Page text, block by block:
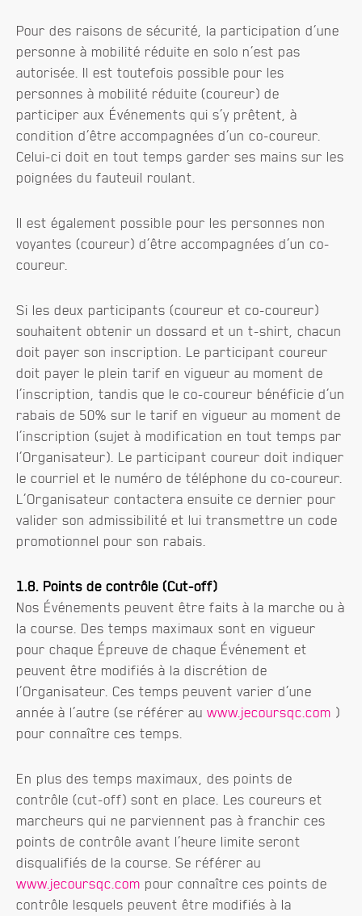
Pour des raisons de sécurité, la participation d’une
personne à mobilité réduite en solo n’est pas
autorisée. Il est toutefois possible pour les
personnes à mobilité réduite (coureur) de
participer aux Événements qui s’y prêtent, à
condition d’être accompagnées d’un co-coureur.
Celui-ci doit en tout temps garder ses mains sur les
poignées du fauteuil roulant.
Il est également possible pour les personnes non
voyantes (coureur) d’être accompagnées d’un co-
coureur.
Si les deux participants (coureur et co-coureur)
souhaitent obtenir un dossard et un t-shirt, chacun
doit payer son inscription. Le participant coureur
doit payer le plein tarif en vigueur au moment de
l’inscription, tandis que le co-coureur bénéficie d’un
rabais de 50% sur le tarif en vigueur au moment de
l’inscription (sujet à modification en tout temps par
l’Organisateur). Le participant coureur doit indiquer
le courriel et le numéro de téléphone du co-coureur.
L’Organisateur contactera ensuite ce dernier pour
valider son admissibilité et lui transmettre un code
promotionnel pour son rabais.
1.8. Points de contrôle (Cut-off)
Nos Événements peuvent être faits à la marche ou à
la course. Des temps maximaux sont en vigueur
pour chaque Épreuve de chaque Événement et
peuvent être modifiés à la discrétion de
l’Organisateur. Ces temps peuvent varier d’une
année à l’autre (se référer au www.jecoursqc.com )
pour connaître ces temps.
En plus des temps maximaux, des points de
contrôle (cut-off) sont en place. Les coureurs et
marcheurs qui ne parviennent pas à franchir ces
points de contrôle avant l’heure limite seront
disqualifiés de la course. Se référer au
www.jecoursqc.com pour connaître ces points de
contrôle lesquels peuvent être modifiés à la